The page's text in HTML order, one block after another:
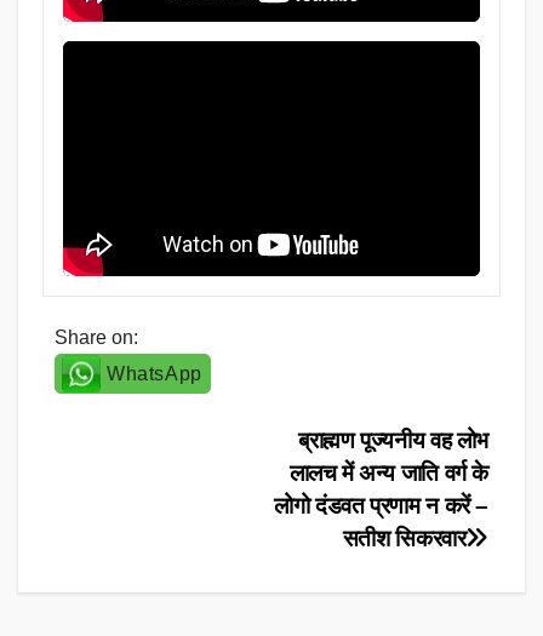
Share on:
WhatsApp
ब्राह्मण पूज्यनीय वह लोभ
लालच में अन्य जाति वर्ग के
लोगो दंडवत प्रणाम न करें –
सतीश सिकरवार